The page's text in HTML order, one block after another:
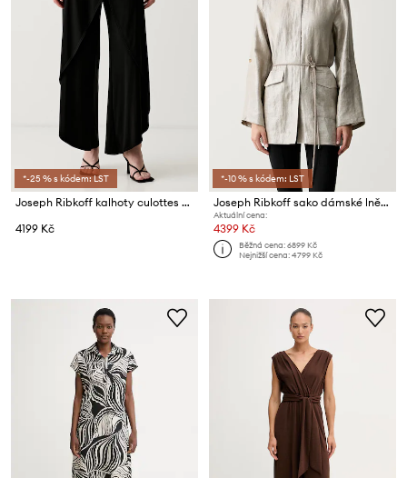
*-25 % s kódem: LST
Joseph Ribkoff kalhoty culottes dámské
4199 Kč
*-10 % s kódem: LST
Joseph Ribkoff sako dámské lněné
Aktuální cena:
4399 Kč
Běžná cena:6899 Kč
Nejnižší cena:4799 Kč